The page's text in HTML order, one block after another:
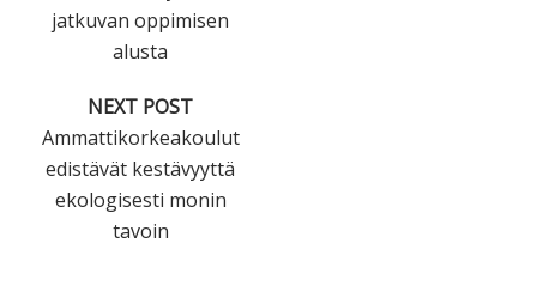
jatkuvan oppimisen
alusta
NEXT POST
Ammattikorkeakoulut
edistävät kestävyyttä
ekologisesti monin
tavoin